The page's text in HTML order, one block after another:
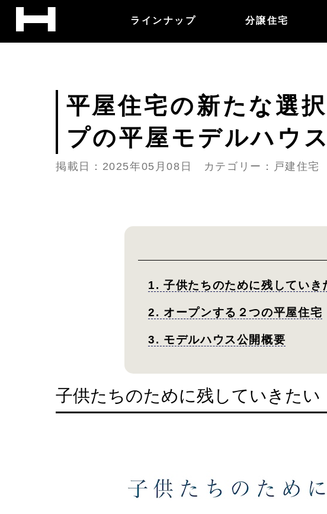
ラインナップ 分譲住宅
平屋住宅の新たな選
プの平屋モデルハウ
掲載日：2025年05月08日 カテゴリー：戸建住宅
1. 子供たちのために残してい
2. オープンする２つの平屋住宅
3. モデルハウス公開概要
子供たちのために残していきたい